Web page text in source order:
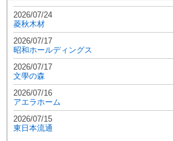
2026/07/24
菱秋木材
2026/07/17
昭和ホールディングス
2026/07/17
文學の森
2026/07/16
アエラホーム
2026/07/15
東日本流通